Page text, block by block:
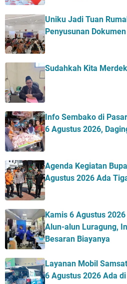
Uniku Jadi Tuan
Penyusunan
Sudahkah Kita
Info Sembako di
6 Agustus 2026,
Agenda Kegiatan
Agustus 2026 Ada
Kamis 6 Agustus
Alun-alun Luragung,
Besaran Biayanya
Layanan Mobil
6 Agustus 2026 Ada